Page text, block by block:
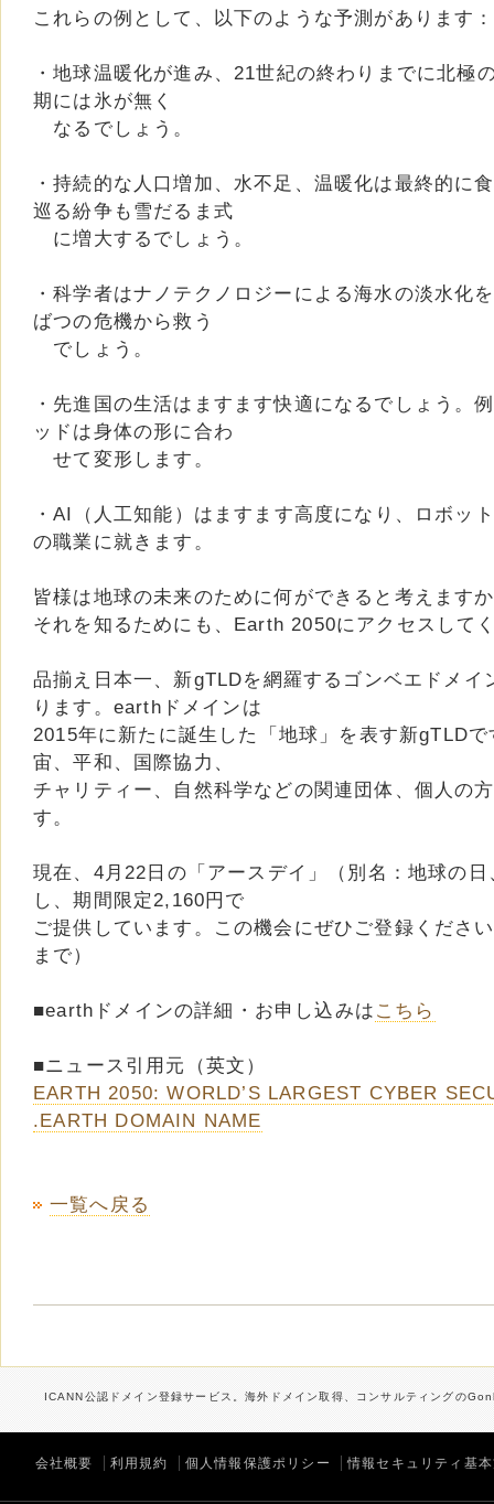
これらの例として、以下のような予測があります：
・地球温暖化が進み、21世紀の終わりまでに北極
期には氷が無く
なるでしょう。
・持続的な人口増加、水不足、温暖化は最終的に
巡る紛争も雪だるま式
に増大するでしょう。
・科学者はナノテクノロジーによる海水の淡水化
ばつの危機から救う
でしょう。
・先進国の生活はますます快適になるでしょう。
ッドは身体の形に合わ
せて変形します。
・AI（人工知能）はますます高度になり、ロボッ
の職業に就きます。
皆様は地球の未来のために何ができると考えます
それを知るためにも、Earth 2050にアクセスして
品揃え日本一、新gTLDを網羅するゴンベエドメ
ります。earthドメインは
2015年に新たに誕生した「地球」を表す新gTLD
宙、平和、国際協力、
チャリティー、自然科学などの関連団体、個人の
す。
現在、4月22日の「アースデイ」（別名：地球の
し、期間限定2,160円で
ご提供しています。この機会にぜひご登録くださ
まで）
■earthドメインの詳細・お申し込みは こちら
■ニュース引用元（英文）
EARTH 2050: WORLD’S LARGEST CYBER
.EARTH DOMAIN NAME
一覧へ戻る
ICANN公認ドメイン登録サービス。海外ドメイン取得、コンサルティングの
会社概要 利用規約 個人情報保護ポリシー 情報セキュリティ基